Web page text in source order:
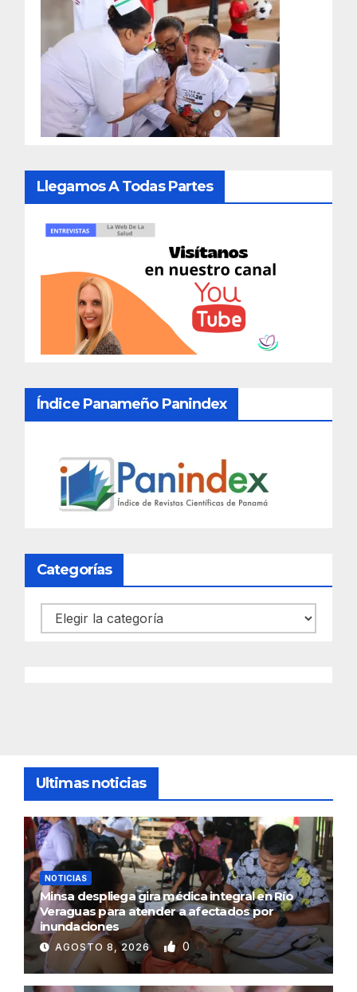
Llegamos A Todas Partes
Índice Panameño Panindex
Categorías
Categorías
Ultimas noticias
NOTICIAS
Minsa despliega gira médica integral en Río
Veraguas para atender a afectados por
inundaciones
AGOSTO 8, 2026 0